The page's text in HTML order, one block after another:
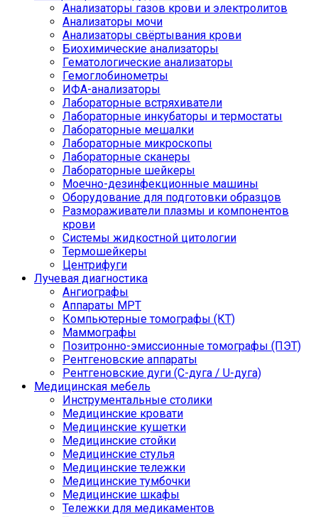
Анализаторы газов крови и электролитов
Анализаторы мочи
Анализаторы свёртывания крови
Биохимические анализаторы
Гематологические анализаторы
Гемоглобинометры
ИФА-анализаторы
Лабораторные встряхиватели
Лабораторные инкубаторы и термостаты
Лабораторные мешалки
Лабораторные микроскопы
Лабораторные сканеры
Лабораторные шейкеры
Моечно-дезинфекционные машины
Оборудование для подготовки образцов
Размораживатели плазмы и компонентов
крови
Системы жидкостной цитологии
Термошейкеры
Центрифуги
Лучевая диагностика
Ангиографы
Аппараты МРТ
Компьютерные томографы (КТ)
Маммографы
Позитронно-эмиссионные томографы (ПЭТ)
Рентгеновские аппараты
Рентгеновские дуги (С-дуга / U-дуга)
Медицинская мебель
Инструментальные столики
Медицинские кровати
Медицинские кушетки
Медицинские стойки
Медицинские стулья
Медицинские тележки
Медицинские тумбочки
Медицинские шкафы
Тележки для медикаментов